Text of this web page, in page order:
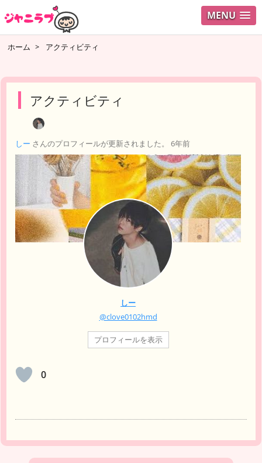
MENU ログイ
ホーム > アクティビティ
アクティビティ
しー さんのプロフィールが更新されました。 6年前
しー
@clove0102hmd
プロフィールを表示
0